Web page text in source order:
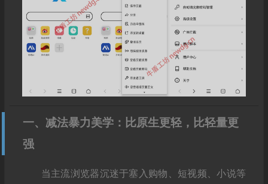
一、减法暴力美学：比原生更轻，比轻量更
强
当主流浏览器沉迷于塞入购物、短视频、小说等